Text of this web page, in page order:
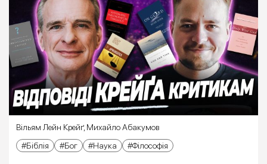
Вільям Лейн Крейґ,Михайло Абакумов
Біблія
Бог Наука Філософія